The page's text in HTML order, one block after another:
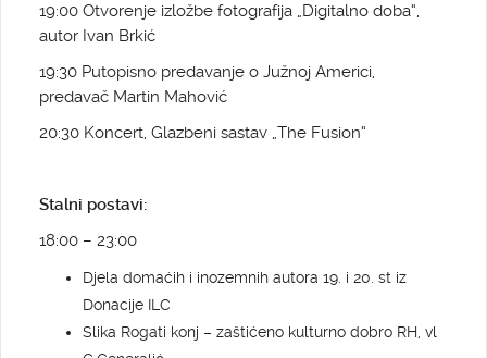
19:00 Otvorenje izložbe fotografija „Digitalno doba“,
autor Ivan Brkić
19:30 Putopisno predavanje o Južnoj Americi,
predavač Martin Mahović
20:30 Koncert, Glazbeni sastav „The Fusion“
Stalni postavi:
18:00 – 23:00
Djela domaćih i inozemnih autora 19. i 20. st iz
Donacije ILC
Slika Rogati konj – zaštićeno kulturno dobro RH, vl